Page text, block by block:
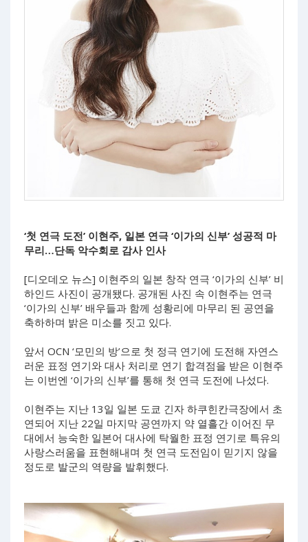
‘첫 연극 도전’ 이현주, 일본 연극 ‘이가의 신부’ 성공적 마
무리…단독 악수회로 감사 인사
[디오데오 뉴스] 이현주의 일본 창작 연극 ‘이가의 신부’ 비
하인드 사진이 공개됐다. 공개된 사진 속 이현주는 연극
‘이가의 신부’ 배우들과 함께 성황리에 마무리 된 공연을
축하하며 밝은 미소를 짓고 있다.
앞서 OCN ‘모민의 방’으로 첫 정극 연기에 도전해 자연스
러운 표정 연기와 대사 처리로 연기 합격점을 받은 이현주
는 이번엔 ‘이가의 신부’를 통해 첫 연극 도전에 나섰다.
이현주는 지난 13일 일본 도쿄 긴자 하쿠힌칸극장에서 초
연되어 지난 22일 마지막 공연까지 약 열흘간 이어진 무
대에서 능숙한 일본어 대사에 탁월한 표정 연기로 특유의
사랑스러움을 표현해내며 첫 연극 도전임이 믿기지 않을
정도로 발군의 역량을 발휘했다.